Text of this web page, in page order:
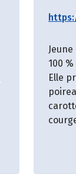
100
Elle